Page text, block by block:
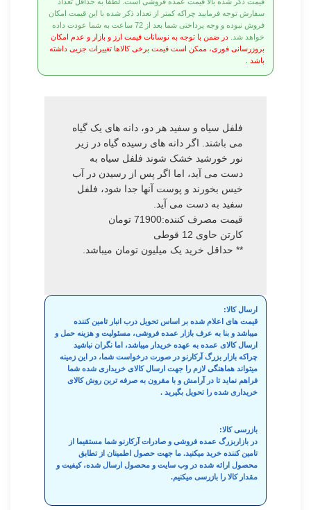
سفارش توجه فرمایید چراکه کمتر از تعداد ذکر شده با این قیمت امکان
فروش نبوده و وجه پرداختی شما بعد از 72 ساعت به شما عودت داده
خواهد شد. در ضمن با توجه به نوسانات قیمت ارز و بازار و عدم امکان
بروزرسانی فوری، ممکن است قیمت برخی کالاها تغییرات جزیی داشته
باشد .
فلفل سیاه و سفید هر دو، دانه های یک گیاه
می باشند. اگر دانه های رسیده گیاه در زیر
نور خورشید خشک شوند فلفل سیاه به
دست می آید، اما اگر پس از رسیدن در آب
خیس بخورند و پوست آنها جدا شود، فلفل
سفید به دست می آید.
قیمت مصرف کننده:71900 تومان
کارتن حاوی 12 قوطی
** حداقل خرید یک میلیون تومان میباشد.
ارسال کالا:
قیمت های اعلام شده بر اساس تحویل درب انبار تامین کننده
میباشد و بنا به عرف بازار عمده فروشی، مسئولیت و هزینه حمل و
ارسال کالای عمده به عهده خریدار میباشد، اما نگران نباشید
چراکه بازار بزرگ آرکارنو در صورت درخواست شما، در این زمینه
میتواند هماهنگی لازم را جهت ارسال کالای خریداری شده شما
فراهم نماید تا در آرامش و با مقرون به صرفه ترین روش کالای
خریداری شده را تحویل بگیرید .
بازرسی کالا:
در بازاربزرگ عمده فروشی و صادرات آرکارنو شما مستقیما از
تامین کننده خرید میکنید. ما جهت حصول اطمینان از تطابق
محصول ارائه شده در وب سایت و محصول ارسال شده، کیفیت و
مقدار کالا را بازرسی میکنیم.